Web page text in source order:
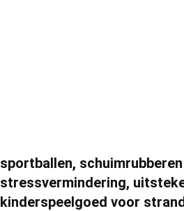
sportballen,
stressvermindering,
kinderspeelgoed voor